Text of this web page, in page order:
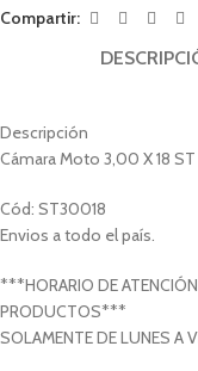
Compartir:
Descripción
Cámara Moto 3,00 X 18 ST
Cód: ST30018
Envios a todo el país.
***HORARIO DE
PRODUCTOS***
SOLAMENTE DE LUNES A